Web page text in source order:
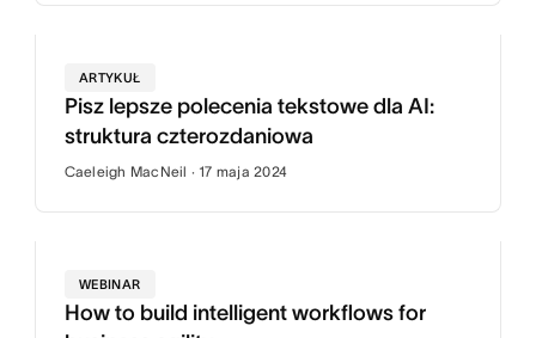
ARTYKUŁ
Pisz lepsze polecenia tekstowe dla AI:
struktura czterozdaniowa
Caeleigh MacNeil · 17 maja 2024
WEBINAR
How to build intelligent workflows for